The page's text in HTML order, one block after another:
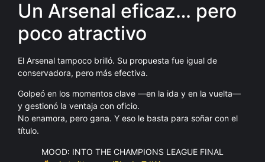
Un Arsenal eficaz… pero
poco atractivo
El Arsenal tampoco brilló. Su propuesta fue igual de
conservadora, pero más efectiva.
Golpeó en los momentos clave —en la ida y en la vuelta—
y gestionó la ventaja con oficio.
No enamora, pero gana. Y eso le basta para soñar con el
título.
MOOD: INTO THE CHAMPIONS LEAGUE FINAL